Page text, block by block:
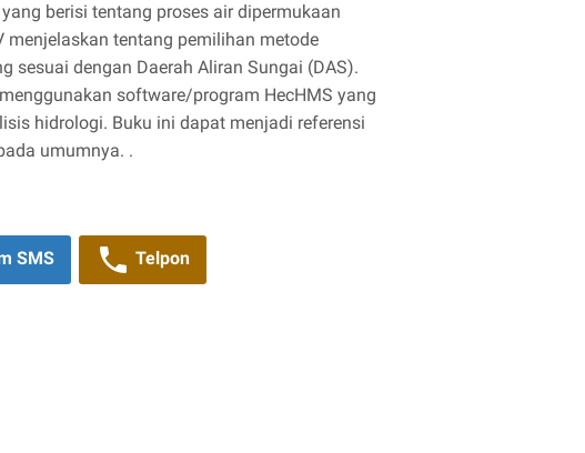
berisi tentang proses air dipermukaan
menjelaskan tentang pemilihan metode
sesuai dengan Daerah Aliran Sungai (DAS).
software/program HecHMS yang
hidrologi. Buku ini dapat menjadi referensi
umumnya. .
SMS Telpon